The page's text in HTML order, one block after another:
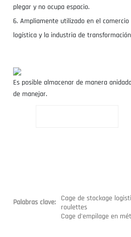
plegar y no ocupa espacio.
6. Ampliamente utilizado en el
logística y la industria de
Es posible almacenar de manera
de manejar.
Palabras clave:
Cage de stockage
roulettes
Cage d'empilage en